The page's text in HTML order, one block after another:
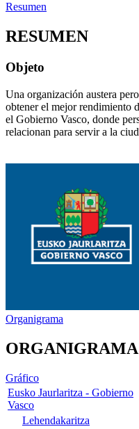
Resumen
RESUMEN
Objeto
Una organización austera
obtener el mejor rendimiento
el Gobierno Vasco, donde
relacionan para servir a la
Organigrama
ORGANIGRAMA
Gráfico
Eusko Jaurlaritza - Gobierno
Vasco
Lehendakaritza